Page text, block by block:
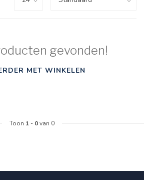
gevonden!
MET WINKELEN
Toon 1 - 0van 0